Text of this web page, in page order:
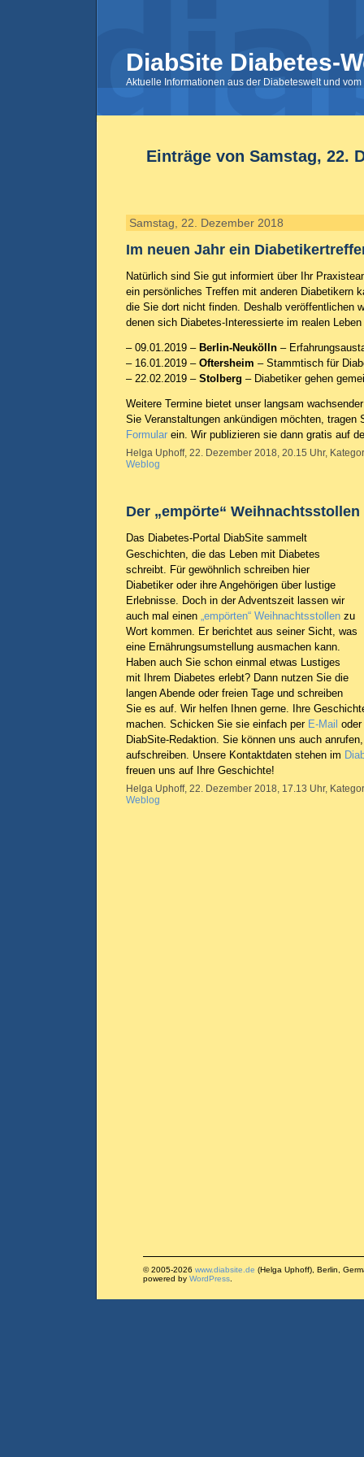
DiabSite Diabetes-
Aktuelle Informationen aus der Diabeteswelt und
Einträge von Samstag, 22.
Samstag, 22. Dezember 2018
Im neuen Jahr ein
Natürlich sind Sie gut informiert über Ihr
ein persönliches Treffen mit anderen Diabetikern
die Sie dort nicht finden. Deshalb veröffentlichen
denen sich Diabetes-Interessierte im realen
– 09.01.2019 – Berlin-Neukölln –
– 16.01.2019 – Oftersheim – Stammtisch für
– 22.02.2019 – Stolberg – Diabetiker gehen
Weitere Termine bietet unser langsam
Sie Veranstaltungen ankündigen möchten, tragen
Formular ein. Wir publizieren sie dann gratis auf
Helga Uphoff, 22. Dezember 2018, 20.15 Uhr,
Weblog
Der „empörte“ Weihnachtsstollen
Das Diabetes-Portal DiabSite sammelt
Geschichten, die das Leben mit Diabetes
schreibt. Für gewöhnlich schreiben hier
Diabetiker oder ihre Angehörigen über lustige
Erlebnisse. Doch in der Adventszeit lassen wir
auch mal einen „empörten“ Weihnachtsstollen zu
Wort kommen. Er berichtet aus seiner Sicht, was
eine Ernährungsumstellung ausmachen kann.
Haben auch Sie schon einmal etwas Lustiges
mit Ihrem Diabetes erlebt? Dann nutzen Sie die
langen Abende oder freien Tage und schreiben
Sie es auf. Wir helfen Ihnen gerne. Ihre
machen. Schicken Sie sie einfach per E-Mail
DiabSite-Redaktion. Sie können uns auch
aufschreiben. Unsere Kontaktdaten stehen im
freuen uns auf Ihre Geschichte!
Helga Uphoff, 22. Dezember 2018, 17.13 Uhr,
Weblog
© 2005-2026 www.diabsite.de (Helga Uphoff), Berlin,
powered by WordPress.